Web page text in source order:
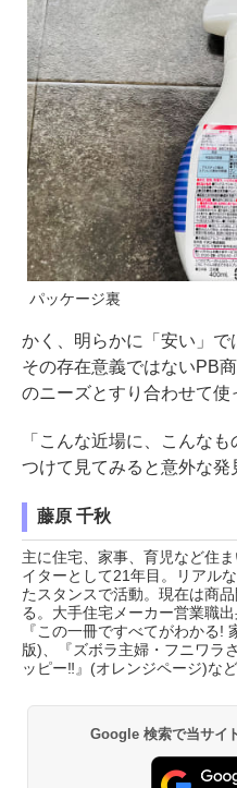
パッケージ裏
かく、明らかに「安い」
その存在意義ではないPB
のニーズとすり合わせて使
「こんな近場に、こんな
つけて見てみると意外な発
藤原 千秋
主に住宅、家事、育児など住
イターとして21年目。リアル
たスタンスで活動。現在は商
る。大手住宅メーカー営業職
『この一冊ですべてがわかる!
版)、『ズボラ主婦・フニワラ
ッピー‼』(オレンジページ)な
Google 検索で当サイ